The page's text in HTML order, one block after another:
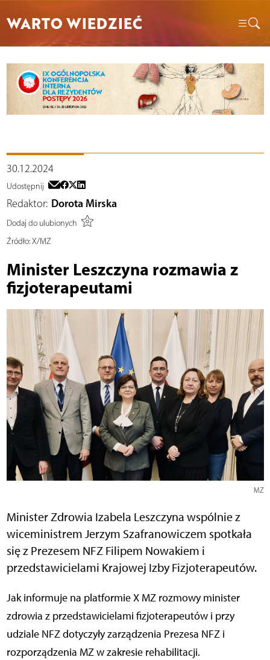
WARTO WIEDZIEĆ
30.12.2024
Udostępnij
Redaktor: Dorota Mirska
Dodaj do ulubionych
Źródło:X/MZ
Minister Leszczyna rozmawia z
fizjoterapeutami
MZ
Minister Zdrowia Izabela Leszczyna wspólnie z
wiceministrem Jerzym Szafranowiczem spotkała
się z Prezesem NFZ Filipem Nowakiem i
przedstawicielami Krajowej Izby Fizjoterapeutów.
Jak informuje na platformie X MZ rozmowy minister
zdrowia z przedstawicielami fizjoterapeutów i przy
udziale NFZ dotyczyły zarządzenia Prezesa NFZ i
rozporządzenia MZ w zakresie rehabilitacji.